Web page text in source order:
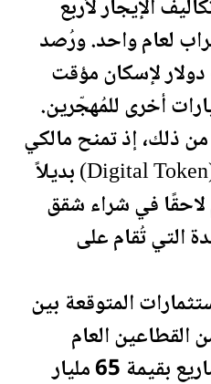
الإيجار لأربع
لعام واحد. ورُصد
لإسكان مؤقت
أخرى للمُهجّرين.
ذلك، إذ تمنح مالكي
الأراضي «رمزًا رقميًا» (Digital Token) بديلاً
في شراء شقق
التي تُقام على
المتوقعة بين
من القطاعين العام
والخاص، بما يشغّل مشاريع بقيمة 65 مليار